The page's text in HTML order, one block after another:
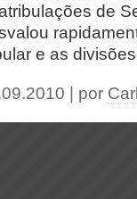
de
e as
| por